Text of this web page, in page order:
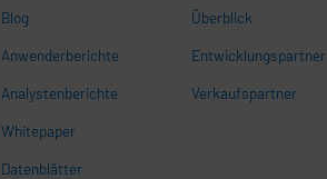
Blog
Anwenderberichte
Analystenberichte
Whitepaper
Datenblätter
Überblick
Entwicklungspartner
Verkaufspartner